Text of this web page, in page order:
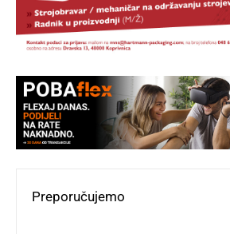
Preporučujemo